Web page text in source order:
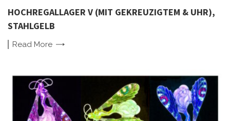
HOCHREGALLAGER V (MIT GEKREUZIGTEM & UHR),
STAHLGELB
Read More